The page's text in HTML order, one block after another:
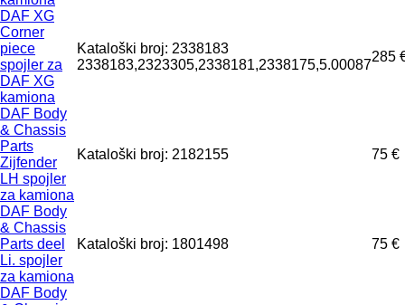
DAF XG
Corner
piece
spojler za
DAF XG
kamiona
Kataloški broj: 2338183
2338183,2323305,2338181,2338175,5.00087
285
DAF Body
& Chassis
Parts
Zijfender
LH spojler
za kamiona
Kataloški broj: 2182155 75 €
DAF Body
& Chassis
Parts deel
Li. spojler
za kamiona
Kataloški broj: 1801498 75 €
DAF Body